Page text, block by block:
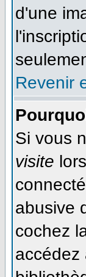
d'une
Revenir
Si vous
visite
abusive
cochez
accédez